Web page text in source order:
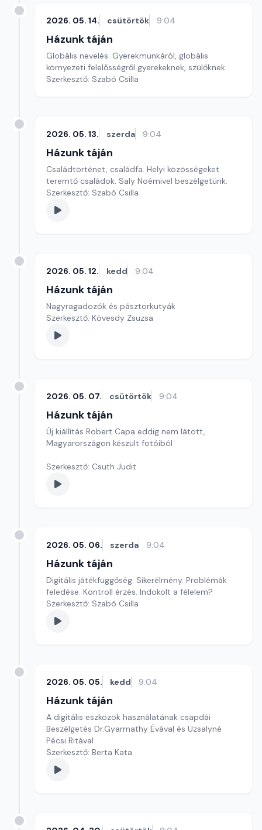
2026. 05. 14. csütörtök 9:04
Házunk táján
Globális nevelés. Gyerekmunkáról, globális
környezeti felelősségről gyerekeknek, szülőknek.
Szerkesztő: Szabó Csilla
2026. 05. 13. szerda 9:04
Házunk táján
Családtörténet, családfa. Helyi közösségeket
teremtő családok. Saly Noémivel beszélgetünk.
Szerkesztő: Szabó Csilla
2026. 05. 12. kedd 9:04
Házunk táján
Nagyragadozók és pásztorkutyák
Szerkesztő: Kövesdy Zsuzsa
2026. 05. 07. csütörtök 9:04
Házunk táján
Új kiállítás Robert Capa eddig nem látott,
Magyarországon készült fotóiból
Szerkesztő: Csuth Judit
2026. 05. 06. szerda 9:04
Házunk táján
Digitális játékfüggőség. Sikerélmény. Problémák
feledése. Kontroll érzés. Indokolt a félelem?
Szerkesztő: Szabó Csilla
2026. 05. 05. kedd 9:04
Házunk táján
A digitális eszközök használatának csapdái
Beszélgetés Dr.Gyarmathy Évával és Uzsalyné
Pécsi Ritával
Szerkesztő: Berta Kata